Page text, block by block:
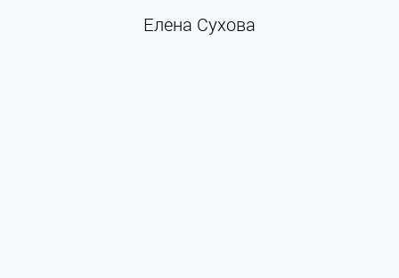
Елена Сухова